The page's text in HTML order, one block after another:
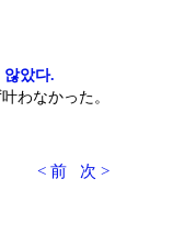
않았다.
わなかった。
< 前 次 >